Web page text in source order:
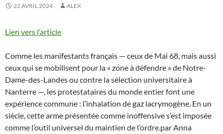
22 AVRIL 2024 ALEX
Lien vers l’article
Comme les manifestants français — ceux de Mai 68, mais aussi
ceux qui se mobilisent pour la « zone à défendre » de Notre-
Dame-des-Landes ou contre la sélection universitaire à
Nanterre —, les protestataires du monde entier font une
expérience commune : l’inhalation de gaz lacrymogène. En un
siècle, cette arme présentée comme inoffensive s’est imposée
comme l’outil universel du maintien de l’ordre.par Anna